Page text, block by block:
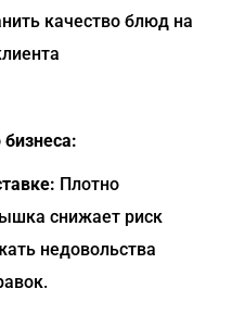
качество блюд на
Плотно
снижает риск
недовольства